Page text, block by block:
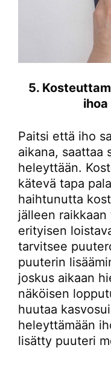
5.
Paitsi että iho
aikana, saattaa
heleyttään.
kätevä tapa
haihtunutta
jälleen
erityisen
tarvitsee
puuterin
joskus aikaan
näköisen
huutaa
heleyttämään
lisätty puuteri